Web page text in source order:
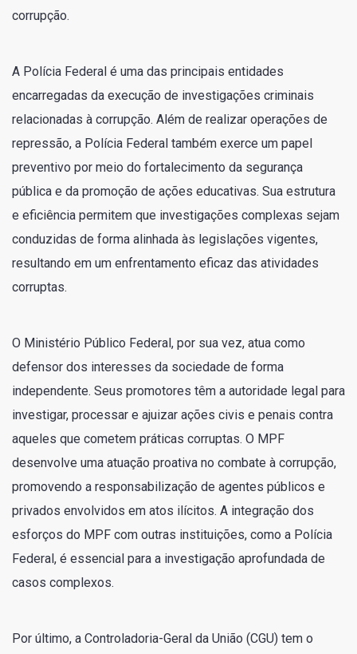
corrupção.
A Polícia Federal é uma das principais entidades
encarregadas da execução de investigações criminais
relacionadas à corrupção. Além de realizar operações de
repressão, a Polícia Federal também exerce um papel
preventivo por meio do fortalecimento da segurança
pública e da promoção de ações educativas. Sua estrutura
e eficiência permitem que investigações complexas sejam
conduzidas de forma alinhada às legislações vigentes,
resultando em um enfrentamento eficaz das atividades
corruptas.
O Ministério Público Federal, por sua vez, atua como
defensor dos interesses da sociedade de forma
independente. Seus promotores têm a autoridade legal para
investigar, processar e ajuizar ações civis e penais contra
aqueles que cometem práticas corruptas. O MPF
desenvolve uma atuação proativa no combate à corrupção,
promovendo a responsabilização de agentes públicos e
privados envolvidos em atos ilícitos. A integração dos
esforços do MPF com outras instituições, como a Polícia
Federal, é essencial para a investigação aprofundada de
casos complexos.
Por último, a Controladoria-Geral da União (CGU) tem o